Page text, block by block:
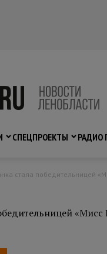
СПЕЦПРОЕКТЫ РАДИО
стала победительницей
«Мисс